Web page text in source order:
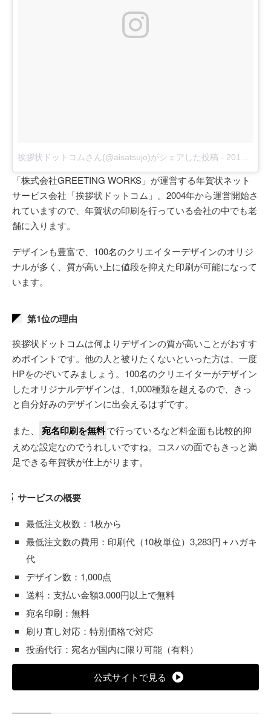
挨拶状ドットコムさん(@aisatsujo)がシェアした投稿 - 2017年11月月2日午後11時32分PDT
「株式会社GREETING WORKS」が運営する年賀状ネット
サービス会社「挨拶状ドットコム」。2004年から運営開始さ
れていますので、年賀状の印刷を行っている会社の中でも老
舗に入ります。
デザインも豊富で、100名のクリエイターデザインのオリジ
ナルが多く、質が高い上に値段を抑えた印刷が可能になって
います。
第1位の理由
挨拶状ドットコムは何よりデザインの質が高いことがおすす
めポイントです。他の人と被りたくないといった方は、一度
HPをのぞいてみましょう。100名のクリエイターがデザイン
したオリジナルデザインは、1,000種類を超えるので、きっ
と自分好みのデザインに出会えるはずです。
また、 宛名印刷を無料で行っているなど料金面も比較的抑
えめな設定なのでうれしいですね。コスパの面でもきっと満
足できる年賀状が仕上がります。
サービスの概要
最低注文枚数：1枚から
最低注文数の費用：印刷代（10枚単位）3,283円＋ハガキ
代
デザイン数：1,000点
送料：支払い金額3.000円以上で無料
宛名印刷：無料
刷り直し対応：特別価格で対応
投函代行：宛名が国内に限り可能（有料）
公式サイトで見る